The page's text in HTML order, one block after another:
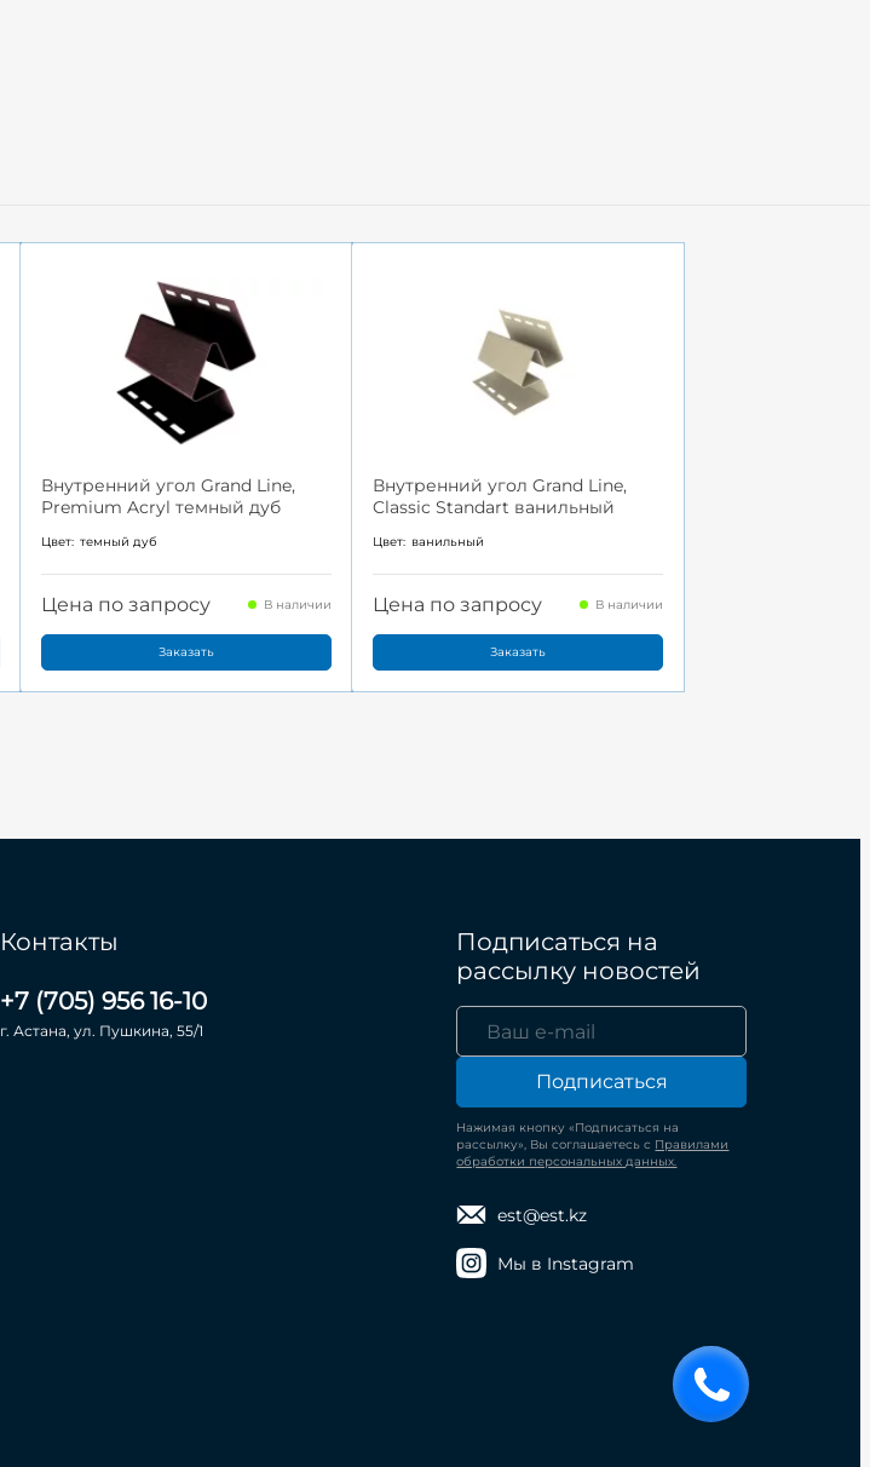
Внутренний угол Grand Line,
Premium Acryl темный дуб
Цвет: темный дуб
Цена по запросу В наличии
Заказать
Внутренний угол Grand Line,
Classic Standart ванильный
Цвет: ванильный
Цена по запросу В наличии
Заказать
Контакты
+7 (705) 956 16-10
г. Астана, ул. Пушкина, 55/1
Подписаться на
рассылку новостей
Подписаться
Нажимая кнопку «Подписаться на
рассылку», Вы соглашаетесь с Правилами
обработки персональных данных.
est@est.kz
Мы в Instagram